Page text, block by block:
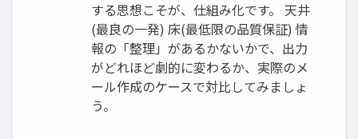
する思想こそが、仕組み化です。 天井
(最良の一発) 床(最低限の品質保証) 情
報の「整理」があるかないかで、出力
がどれほど劇的に変わるか、実際のメ
ール作成のケースで対比してみましょ
う。